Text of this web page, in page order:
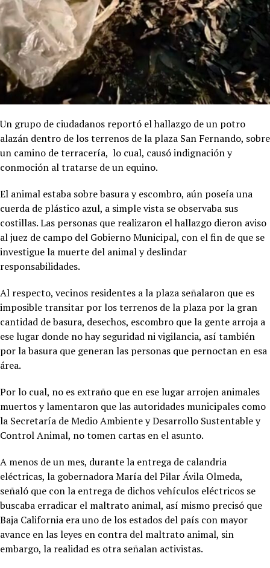
Un grupo de ciudadanos reportó el hallazgo de un potro
alazán dentro de los terrenos de la plaza San Fernando, sobre
un camino de terracería, lo cual, causó indignación y
conmoción al tratarse de un equino.
El animal estaba sobre basura y escombro, aún poseía una
cuerda de plástico azul, a simple vista se observaba sus
costillas. Las personas que realizaron el hallazgo dieron aviso
al juez de campo del Gobierno Municipal, con el fin de que se
investigue la muerte del animal y deslindar
responsabilidades.
Al respecto, vecinos residentes a la plaza señalaron que es
imposible transitar por los terrenos de la plaza por la gran
cantidad de basura, desechos, escombro que la gente arroja a
ese lugar donde no hay seguridad ni vigilancia, así también
por la basura que generan las personas que pernoctan en esa
área.
Por lo cual, no es extraño que en ese lugar arrojen animales
muertos y lamentaron que las autoridades municipales como
la Secretaría de Medio Ambiente y Desarrollo Sustentable y
Control Animal, no tomen cartas en el asunto.
A menos de un mes, durante la entrega de calandria
eléctricas, la gobernadora María del Pilar Ávila Olmeda,
señaló que con la entrega de dichos vehículos eléctricos se
buscaba erradicar el maltrato animal, así mismo precisó que
Baja California era uno de los estados del país con mayor
avance en las leyes en contra del maltrato animal, sin
embargo, la realidad es otra señalan activistas.